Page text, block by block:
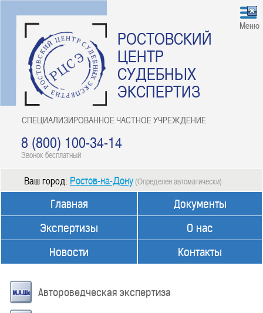
РОСТОВСКИЙ
ЦЕНТР
СУДЕБНЫХ
ЭКСПЕРТИЗ
СПЕЦИАЛИЗИРОВАННОЕ ЧАСТНОЕ УЧРЕЖДЕНИЕ
8 (800) 100-34-14
Звонок бесплатный
Меню
Ваш город: Ростов-на-Дону (Определен автоматически)
Главная
Экспертизы
Новости
Документы
О нас
Контакты
Автороведческая экспертиза